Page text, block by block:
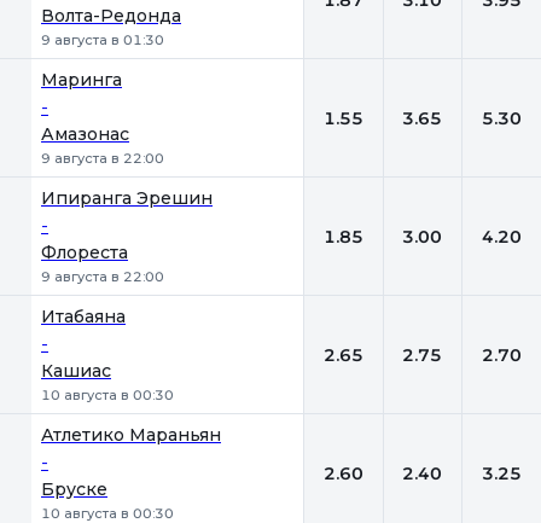
Волта-Редонда
9 августа в 01:30
Маринга
-
Амазонас
9 августа в 22:00
1.55 3.65 5.30
Ипиранга Эрешин
-
Флореста
9 августа в 22:00
1.85 3.00 4.20
Итабаяна
-
Кашиас
10 августа в 00:30
2.65 2.75 2.70
Атлетико Мараньян
-
Бруске
10 августа в 00:30
2.60 2.40 3.25